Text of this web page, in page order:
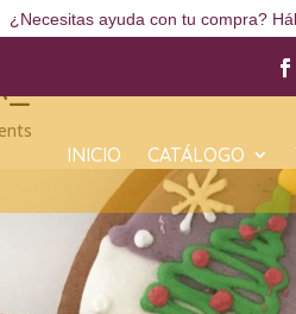
¿Necesitas ayuda con tu compra?
INICIO CATÁLOGO